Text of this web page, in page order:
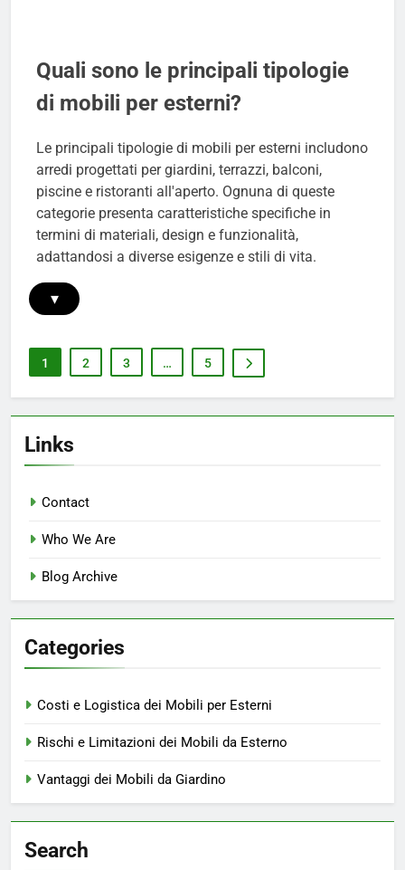
Quali sono le principali tipologie
di mobili per esterni?
Le principali tipologie di mobili per esterni includono
arredi progettati per giardini, terrazzi, balconi,
piscine e ristoranti all'aperto. Ognuna di queste
categorie presenta caratteristiche specifiche in
termini di materiali, design e funzionalità,
adattandosi a diverse esigenze e stili di vita.
▾
1 2 3 … 5
Links
Contact
Who We Are
Blog Archive
Categories
Costi e Logistica dei Mobili per Esterni
Rischi e Limitazioni dei Mobili da Esterno
Vantaggi dei Mobili da Giardino
Search